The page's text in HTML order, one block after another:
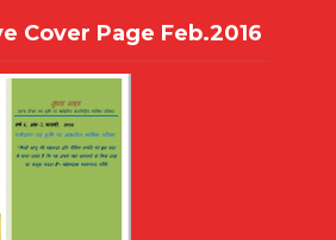
Cover Page Feb.2016